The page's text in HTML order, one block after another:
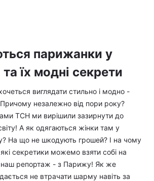
парижанки у
їх модні секрети
виглядати стильно і модно -
Причому незалежно від пори року?
ТСН ми вирішили зазирнути до
А як одягаються жінки там у
На що не шкодують грошей? І на чому
секретики можемо взяти собі на
наш репортаж - з Парижу! Як же
не втрачати шарму навіть за